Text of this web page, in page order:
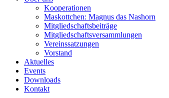
Kooperationen
Maskottchen: Magnus das Nashorn
Mitgliedschaftsbeiträge
Mitgliedschaftsversammlungen
Vereinssatzungen
Vorstand
Aktuelles
Events
Downloads
Kontakt